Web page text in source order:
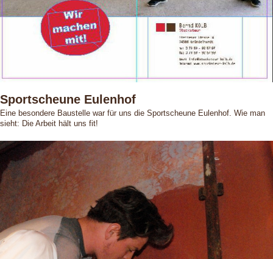
Sportscheune Eulenhof
Eine besondere Baustelle war für uns die Sportscheune Eulenhof. Wie man
sieht: Die Arbeit hält uns fit!